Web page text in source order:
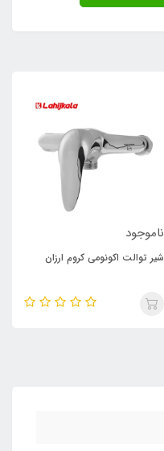
ناموجود
شیر توالت اکونومی کروم ارزان